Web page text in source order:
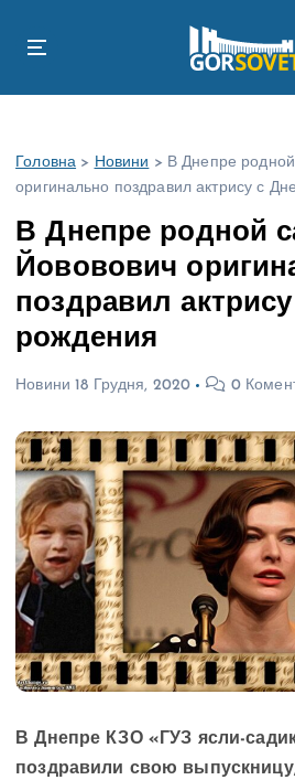
Головна > Новини > В Днепре
оригинально поздравил актрису с
В Днепре родной
Йововович
поздравил
рождения
Новини 18 Грудня, 2020 0
В Днепре КЗО «ГУЗ ясли-
поздравили свою